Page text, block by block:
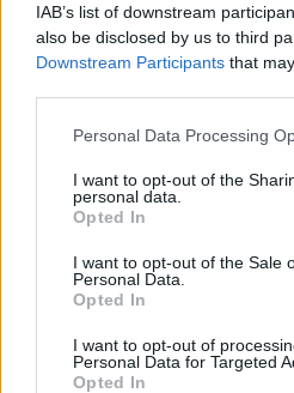
IAB’s list of downstream
also be disclosed by us to third
Downstream Participants that
Please note that this website/app
not limited to your visit or usage
grant or deny consent to Google
use your data for below specified
consent section.
Personal Data Processing
I want to opt-out of the
personal data.
Opted In
I want to opt-out of the Sale
Personal Data.
Opted In
I want to opt-out of
Personal Data for Targeted
Opted In
Öt ok, amiért az
csevegőkliens a
Tom és Berry•2015. október 14.
A BlackBerry saját
Messenger (ma még)
mint a Viberhez vagy a